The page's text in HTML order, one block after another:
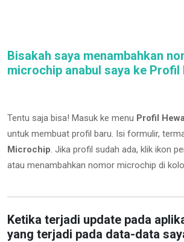
Bisakah saya menambahkan
microchip anabul saya ke Profil
Tentu saja bisa! Masuk ke menu Profil
untuk membuat profil baru. Isi formulir,
Microchip. Jika profil sudah ada, klik ikon
atau menambahkan nomor microchip di
Ketika terjadi update pada
yang terjadi pada data-data